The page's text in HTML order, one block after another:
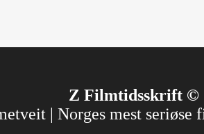
Z Filmtidsskrift ©
| Norges mest